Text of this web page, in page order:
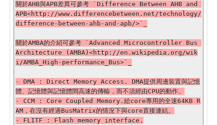
關於AHB與APB差異可參考 `Difference Between AHB and
APB<http://www.differencebetween.net/technology/
difference-between-ahb-and-apb/>`_
關於AMBA的介紹可參考 `Advanced Microcontroller Bus
Architecture (AMBA)<http://en.wikipedia.org/wik
i/AMBA_High-performance_Bus>`_
- DMA : Direct Memory Access. DMA提供周邊裝置與記憶
體、記憶體與記憶體間高速的傳輸，而不須經由CPU的動作。
- CCM : Core Coupled Memory.給core專用的全速64KB R
AM，在沒有經過BusMatrix的情況下與core直接連結。
- FLITF : Flash memory interface.